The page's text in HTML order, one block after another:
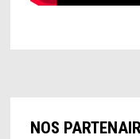
NOS